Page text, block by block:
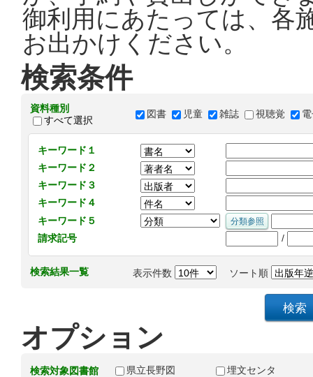
御利用にあたっては、各
お出かけください。
検索条件
資料種別
すべて選択
図書 児童 雑誌 視聴覚
キーワード１
キーワード２
キーワード３
キーワード４
キーワード５
請求記号
/
検索結果一覧 表示件数 ソート順
オプション
検索対象図書館 県立長野図
埋文センタ